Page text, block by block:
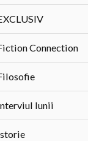
Connection
lunii